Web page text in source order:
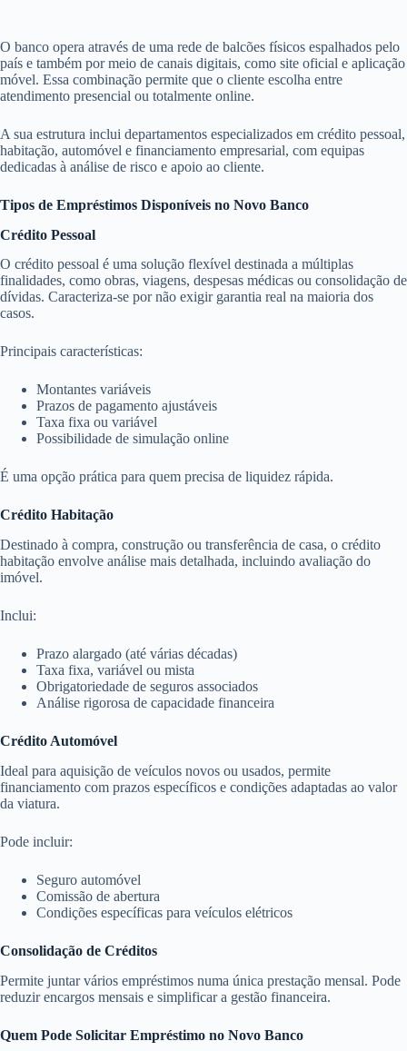
O banco opera através de uma rede de balcões físicos espalhados pelo
país e também por meio de canais digitais, como site oficial e aplicação
móvel. Essa combinação permite que o cliente escolha entre
atendimento presencial ou totalmente online.
A sua estrutura inclui departamentos especializados em crédito pessoal,
habitação, automóvel e financiamento empresarial, com equipas
dedicadas à análise de risco e apoio ao cliente.
Tipos de Empréstimos Disponíveis no Novo Banco
Crédito Pessoal
O crédito pessoal é uma solução flexível destinada a múltiplas
finalidades, como obras, viagens, despesas médicas ou consolidação de
dívidas. Caracteriza-se por não exigir garantia real na maioria dos
casos.
Principais características:
Montantes variáveis
Prazos de pagamento ajustáveis
Taxa fixa ou variável
Possibilidade de simulação online
É uma opção prática para quem precisa de liquidez rápida.
Crédito Habitação
Destinado à compra, construção ou transferência de casa, o crédito
habitação envolve análise mais detalhada, incluindo avaliação do
imóvel.
Inclui:
Prazo alargado (até várias décadas)
Taxa fixa, variável ou mista
Obrigatoriedade de seguros associados
Análise rigorosa de capacidade financeira
Crédito Automóvel
Ideal para aquisição de veículos novos ou usados, permite
financiamento com prazos específicos e condições adaptadas ao valor
da viatura.
Pode incluir:
Seguro automóvel
Comissão de abertura
Condições específicas para veículos elétricos
Consolidação de Créditos
Permite juntar vários empréstimos numa única prestação mensal. Pode
reduzir encargos mensais e simplificar a gestão financeira.
Quem Pode Solicitar Empréstimo no Novo Banco